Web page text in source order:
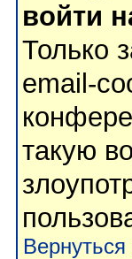
войти
Только
email-
такую